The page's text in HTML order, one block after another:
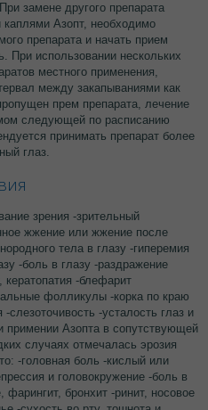
замене другого препарата
Азопт, необходимо
препарата и начать прием
При использовании нескольких
местного применения,
между закапываниями как
прем препарата, лечение
следующей по расписанию
принимать препарат более
глаз.
зрения -зрительный
жжение или жжение после
тела в глазу -гиперемия
-боль в глазу -раздражение
кератопатия -блефарит
фолликулы -корка по краю
-усталость глаз и
примении Азопта в сопутствующей
случаях отмечалась эрозия
-головная боль -кислый или
и головокружение -боль в
фарингит, бронхит -ринит, носовое